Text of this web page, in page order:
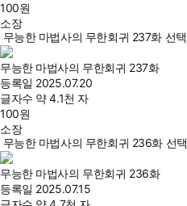
100원
소장
무능한 마법사의 무한회귀 237화 선택
무능한 마법사의 무한회귀 237화
등록일 2025.07.20
글자수 약 4.1천 자
100원
소장
무능한 마법사의 무한회귀 236화 선택
무능한 마법사의 무한회귀 236화
등록일 2025.07.15